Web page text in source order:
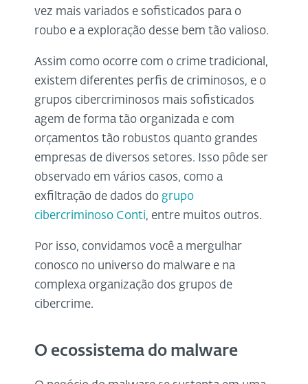
vez mais variados e sofisticados para o
roubo e a exploração desse bem tão valioso.
Assim como ocorre com o crime tradicional,
existem diferentes perfis de criminosos, e o
grupos cibercriminosos mais sofisticados
agem de forma tão organizada e com
orçamentos tão robustos quanto grandes
empresas de diversos setores. Isso pôde ser
observado em vários casos, como a
exfiltração de dados do grupo
cibercriminoso Conti, entre muitos outros.
Por isso, convidamos você a mergulhar
conosco no universo do malware e na
complexa organização dos grupos de
cibercrime.
O ecossistema do malware